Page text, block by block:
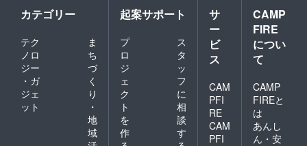
カテゴリー
テク
ノロ
ジー
・ガ
ジェ
ット
ま
ち
づ
く
り
・
地
域
起案サポート
プ
ロ
ジ
ェ
ク
ト
を
作
ス
タ
ッ
フ
に
相
談
す
サ
ー
ビ
ス
CAM
PFI
RE
CAM
PFI
CAMP
FIRE
につい
て
CAMP
FIREと
は
あんし
ん・安